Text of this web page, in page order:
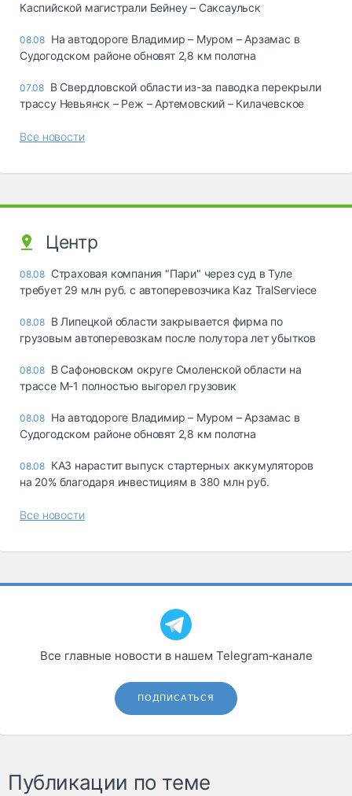
Каспийской магистрали Бейнеу – Саксаульск
08.08 На автодороге Владимир – Муром – Арзамас в
Судогодском районе обновят 2,8 км полотна
07.08 В Свердловской области из-за паводка перекрыли
трассу Невьянск – Реж – Артемовский – Килачевское
Все новости
Центр
08.08 Страховая компания "Пари" через суд в Туле
требует 29 млн руб. с автоперевозчика Kaz TralServiece
08.08 В Липецкой области закрывается фирма по
грузовым автоперевозкам после полутора лет убытков
08.08 В Сафоновском округе Смоленской области на
трассе М-1 полностью выгорел грузовик
08.08 На автодороге Владимир – Муром – Арзамас в
Судогодском районе обновят 2,8 км полотна
08.08 КАЗ нарастит выпуск стартерных аккумуляторов
на 20% благодаря инвестициям в 380 млн руб.
Все новости
Все главные новости в нашем Telegram‑канале
ПОДПИСАТЬСЯ
Публикации по теме